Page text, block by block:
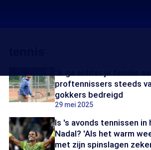
proftennissers steeds
gokkers bedreigd
29 mei 2025
Is 's avonds tennissen in
Nadal? 'Als het warm
met zijn spinslagen